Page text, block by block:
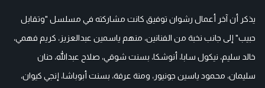
يذكر أن آخر أعمال رشوان توفيق كانت مشاركته في مسلسل "وتقابل
حبيب" إلى جانب نخبة من الفنانين، منهم ياسمين عبدالعزيز، كريم فهمي،
خالد سليم، نيكول سابا، أنوشكا، بسنت شوقي، صلاح عبدالله، حنان
سليمان، محمود ياسين جونيور، ومنة عرفة، بسنت أبوباشا، إنجي كيوان،